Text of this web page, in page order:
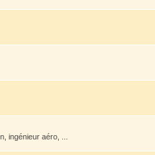
ingénieur aéro, ...